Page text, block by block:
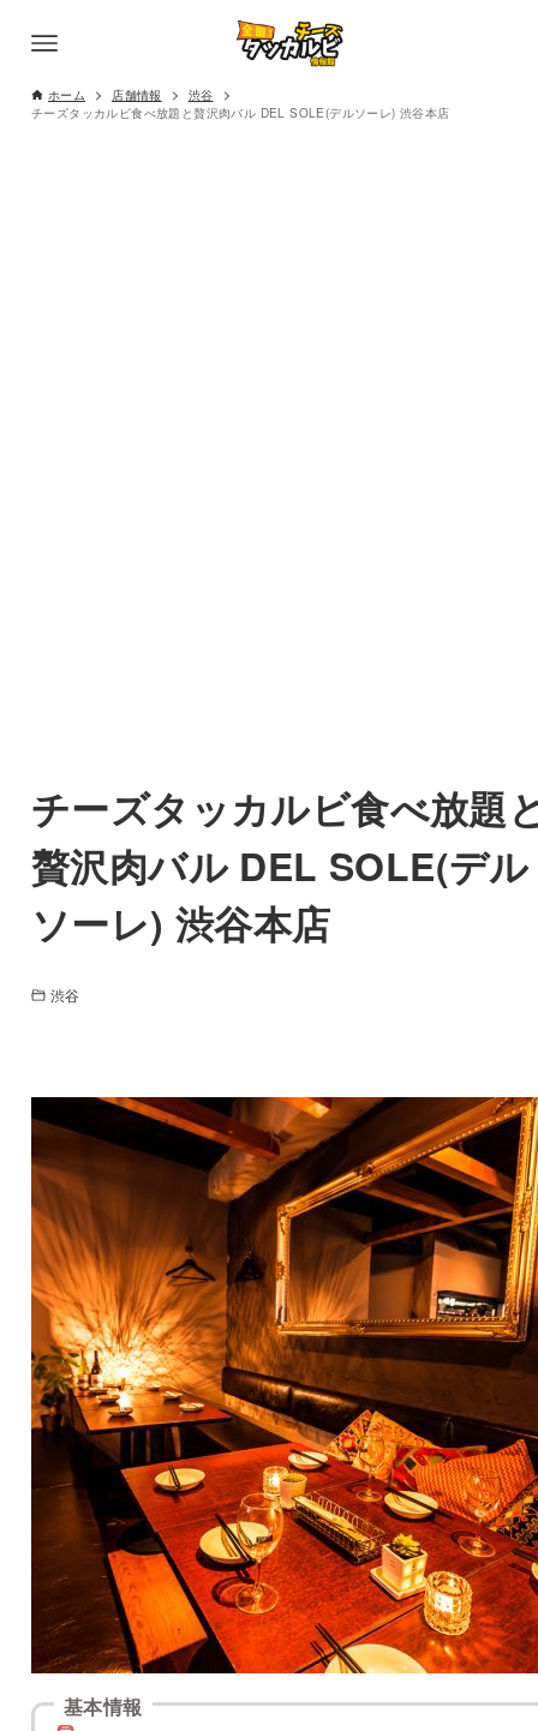
ホーム 店舗情報
渋谷
チーズタッカルビ食べ放題と贅沢肉バル DEL SOLE(デルソーレ) 渋谷本店
チーズタッカルビ食べ放題
贅沢肉バル DEL SOLE(デル
ソーレ) 渋谷本店
渋谷
基本情報